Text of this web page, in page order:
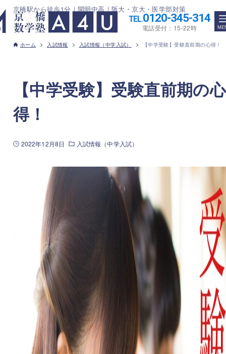
京橋駅から徒歩1分｜開明中高｜阪大・京大・医学部対策
TEL.0120-345-314
電話受付：15-22時
ホーム 入試情報 入試情報（中学入試） 【中学受験】受験直前期の心得！
【中学受験】受験直前期の心
得！
2022年12月8日 入試情報（中学入試）